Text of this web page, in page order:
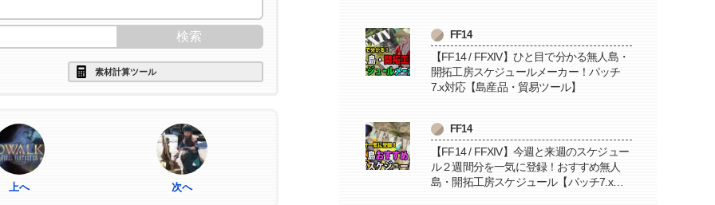
素材計算ツール
上へ 次へ
FF14
【FF14 / FFXIV】ひと目で分かる無人島・
開拓工房スケジュールメーカー！パッチ
7.x対応【島産品・貿易ツール】
FF14
【FF14 / FFXIV】今週と来週のスケジュー
ル２週間分を一気に登録！おすすめ無人
島・開拓工房スケジュール【パッチ7.x対